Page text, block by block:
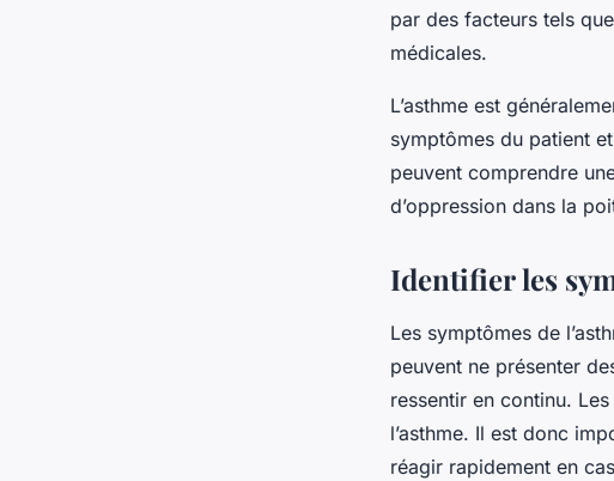
par des facteurs tels
médicales.
L’asthme est
symptômes du patient
peuvent comprendre
d’oppression dans la
Identifier les
Les symptômes de
peuvent ne présenter
ressentir en continu.
l’asthme. Il est donc
réagir rapidement en